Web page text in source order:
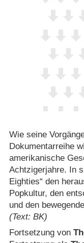
Wie seine
Dokumentarreihe
amerikanische
Achtzigerjahre. In
Eighties“ den
Popkultur, den
und den
(Text: BK)
Fortsetzung von